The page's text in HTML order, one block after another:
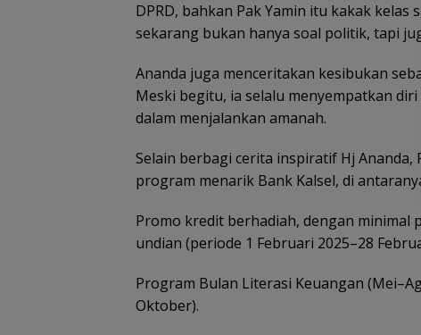
DPRD, bahkan Pak Yamin itu kakak kelas
sekarang bukan hanya soal politik, tapi
Ananda juga menceritakan kesibukan
Meski begitu, ia selalu menyempatkan
dalam menjalankan amanah.
Selain berbagi cerita inspiratif Hj Ananda,
program menarik Bank Kalsel, di
Promo kredit berhadiah, dengan minimal
undian (periode 1 Februari 2025–28
Program Bulan Literasi Keuangan
Oktober).